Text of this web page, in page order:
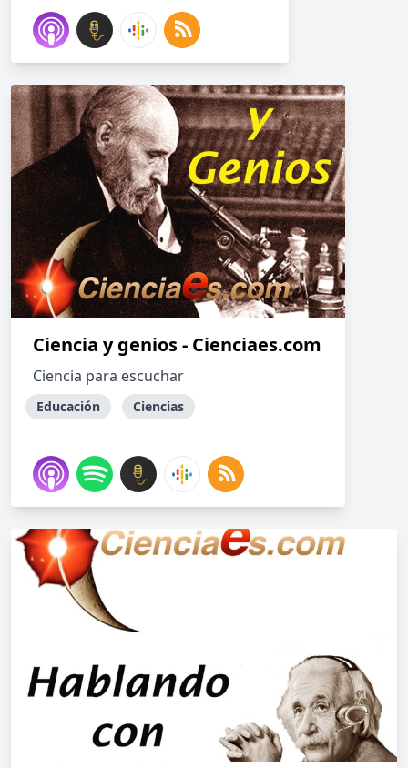
Ciencia y genios - Cienciaes.com
Ciencia para escuchar
Educación Ciencias